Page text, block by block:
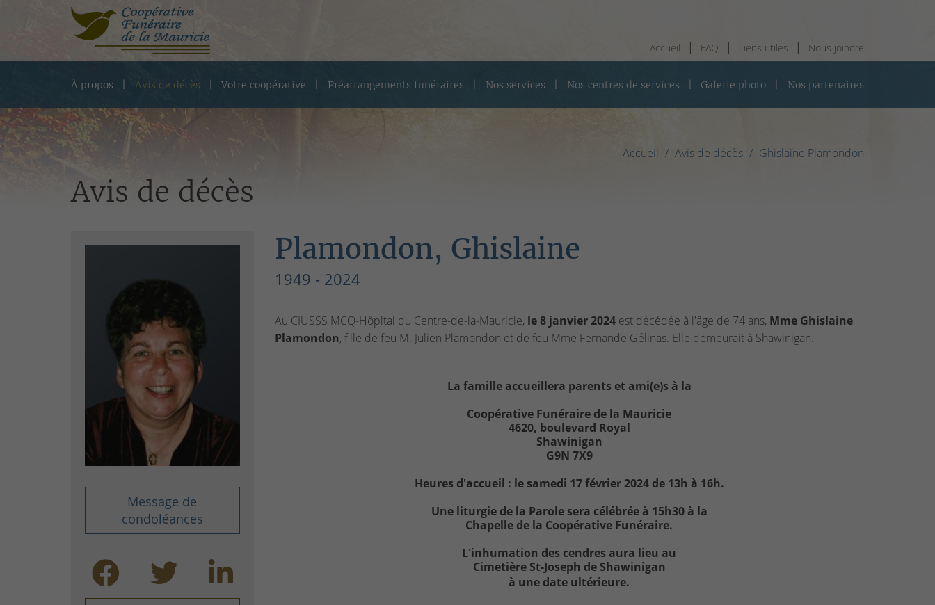
Accueil FAQ Liens utiles Nous joindre
À propos Avis de décès Votre coopérative Préarrangements funéraires Nos services Nos centres de services Galerie photo Nos partenaires
Accueil Avis de décès Ghislaine Plamondon
Avis de décès
Message de
condoléances
Plamondon, Ghislaine
1949 - 2024
Au CIUSSS MCQ-Hôpital du Centre-de-la-Mauricie, le 8 janvier 2024est décédée à l'âge de 74 ans, Mme Ghislaine
Plamondon, fille de feu M. Julien Plamondon et de feu Mme Fernande Gélinas. Elle demeurait à Shawinigan.
La famille accueillera parents et ami(e)s à la
Coopérative Funéraire de la Mauricie
4620, boulevard Royal
Shawinigan
G9N 7X9
Heures d'accueil : le samedi 17 février 2024 de 13h à 16h.
Une liturgie de la Parole sera célébrée à 15h30 à la
Chapelle de la Coopérative Funéraire.
L'inhumation des cendres aura lieu au
Cimetière St-Joseph de Shawinigan
à une date ultérieure.